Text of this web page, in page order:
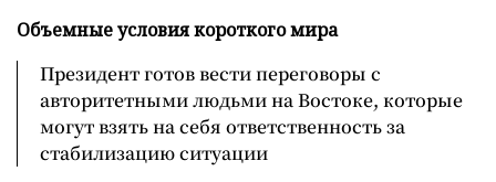
Объемные условия короткого мира
Президент готов вести переговоры с
авторитетными людьми на Востоке, которые
могут взять на себя ответственность за
стабилизацию ситуации